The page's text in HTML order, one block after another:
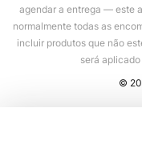
agendar a entrega — este
normalmente todas as
incluir produtos que não
será
©